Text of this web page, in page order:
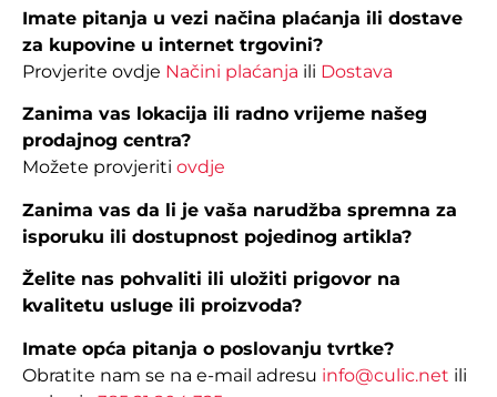
Imate pitanja u vezi načina plaćanja ili dostave
za kupovine u internet trgovini?
Provjerite ovdje Načini plaćanja ili Dostava
Zanima vas lokacija ili radno vrijeme našeg
prodajnog centra?
Možete provjeriti ovdje
Zanima vas da li je vaša narudžba spremna za
isporuku ili dostupnost pojedinog artikla?
Želite nas pohvaliti ili uložiti prigovor na
kvalitetu usluge ili proizvoda?
Imate opća pitanja o poslovanju tvrtke?
Obratite nam se na e-mail adresu info@culic.net ili